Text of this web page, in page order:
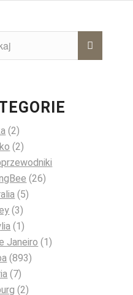
(2)
(2)
(26)
(5)
(3)
(1)
Janeiro (1)
(893)
(7)
(2)